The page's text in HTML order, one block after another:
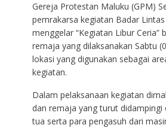
Gereja Protestan Maluku (GPM)
pemrakarsa kegiatan Badar
menggelar “Kegiatan Libur Ceria”
remaja yang dilaksanakan Sabtu
lokasi yang digunakan sebagai
kegiatan.
Dalam pelaksanaan kegiatan
dan remaja yang turut didampingi
tua serta para pengasuh dari